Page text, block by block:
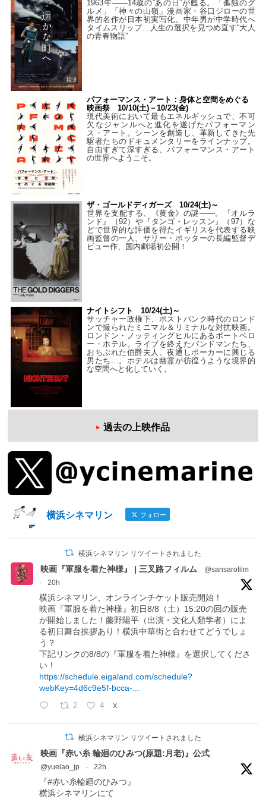
1963年――14歳の“あの日”が甦る。「孤独のグ
ルメ」「神々の山嶺」漫画家・谷口ジローの世
界的名作が日本初実写化。中年男が中学時代へ
タイムスリップ…人生の選択を見つめ直す“大人
の青春物語”
パフォーマンス・アート：身体と空間をめぐる
映画祭 10/10(土)－10/23(金)
現代美術において最もエネルギッシュで、不可
欠なジャンルへと進化を遂げたパフォーマン
ス・アート。シーンを創造し、革新してきた先
駆者たちのドキュメンタリーをラインナップ。
自由すぎて深すぎる、パフォーマンス・アート
の世界へようこそ。
ザ・ゴールドディガーズ 10/24(土)～
世界を支配する、《黄金》の謎――。『オルラ
ンド』（92）や『タンゴ・レッスン』（97）な
どで世界的な評価を得たイギリスを代表する映
画監督の一人、サリー・ポッターの長編監督デ
ビュー作、国内劇場初公開！
ナイトシフト 10/24(土)～
サッチャー政権下、ポストパンク時代のロンド
ンで撮られたミニマル＆リミナルな対抗映画。
ロンドン・ノッティングヒルにあるポートベロ
ー・ホテル。ライブを終えたバンドマンたち、
おちぶれた伯爵夫人、夜通しポーカーに興じる
男たち…。ホテルは幽霊が彷徨うような境界的
な空間へと化していく。
過去の上映作品
横浜シネマリン フォロー
横浜シネマリン リツイートされました
映画『軍服を着た神様』 | 三叉路フィルム
@sansarofilm
·
20h
横浜シネマリン、オンラインチケット販売開始！
映画『軍服を着た神様』初日8/8（土）15:20の回の販売
が開始しました！藤野陽平（出演・文化人類学者）によ
る初日舞台挨拶あり！横浜中華街と合わせてどうでしょ
う？
下記リンクの8/8の『軍服を着た神様』を選択してくださ
い！
https://schedule.eigaland.com/schedule?
webKey=4d6c9e5f-bcca-...
2 4 X
横浜シネマリン リツイートされました
映画『赤い糸 輪廻のひみつ(原題:月老)』公式
@yuelao_jp · 22h
『#赤い糸輪廻のひみつ』
横浜シネマリンにて